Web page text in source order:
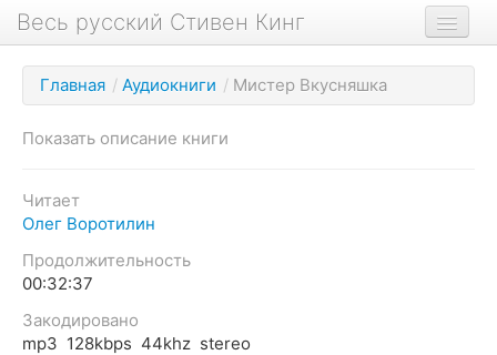
Весь русский Стивен Кинг
Книги
Фильмы
Аудиокниги
Новости Кинга
Биография
О проекте
Главная / Аудиокниги / Мистер Вкусняшка
Показать описание книги
Читает
Олег Воротилин
Продолжительность
00:32:37
Закодировано
mp3 128kbps 44khz stereo